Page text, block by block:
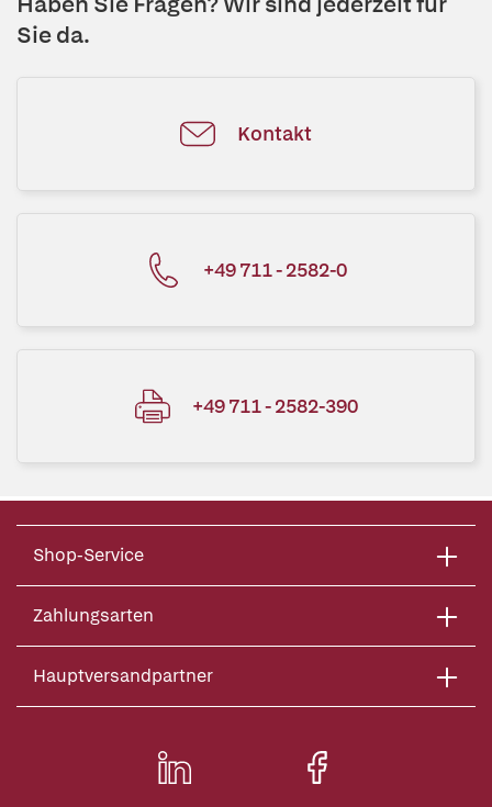
Sie da.
Kontakt
+49 711 - 2582-0
+49 711 - 2582-390
Shop-Service
Zahlungsarten
Hauptversandpartner